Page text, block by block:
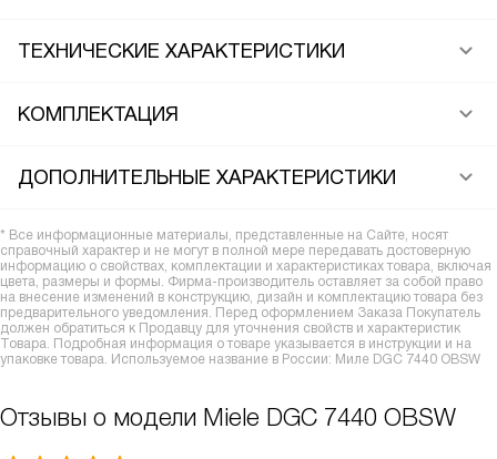
ТЕХНИЧЕСКИЕ ХАРАКТЕРИСТИКИ
КОМПЛЕКТАЦИЯ
ДОПОЛНИТЕЛЬНЫЕ ХАРАКТЕРИСТИКИ
* Все информационные материалы, представленные на Сайте, носят
справочный характер и не могут в полной мере передавать достоверную
информацию о свойствах, комплектации и характеристиках товара, включая
цвета, размеры и формы. Фирма-производитель оставляет за собой право
на внесение изменений в конструкцию, дизайн и комплектацию товара без
предварительного уведомления. Перед оформлением Заказа Покупатель
должен обратиться к Продавцу для уточнения свойств и характеристик
Товара. Подробная информация о товаре указывается в инструкции и на
упаковке товара. Используемое название в России: Миле DGC 7440 OBSW
Отзывы о модели Miele DGC 7440 OBSW